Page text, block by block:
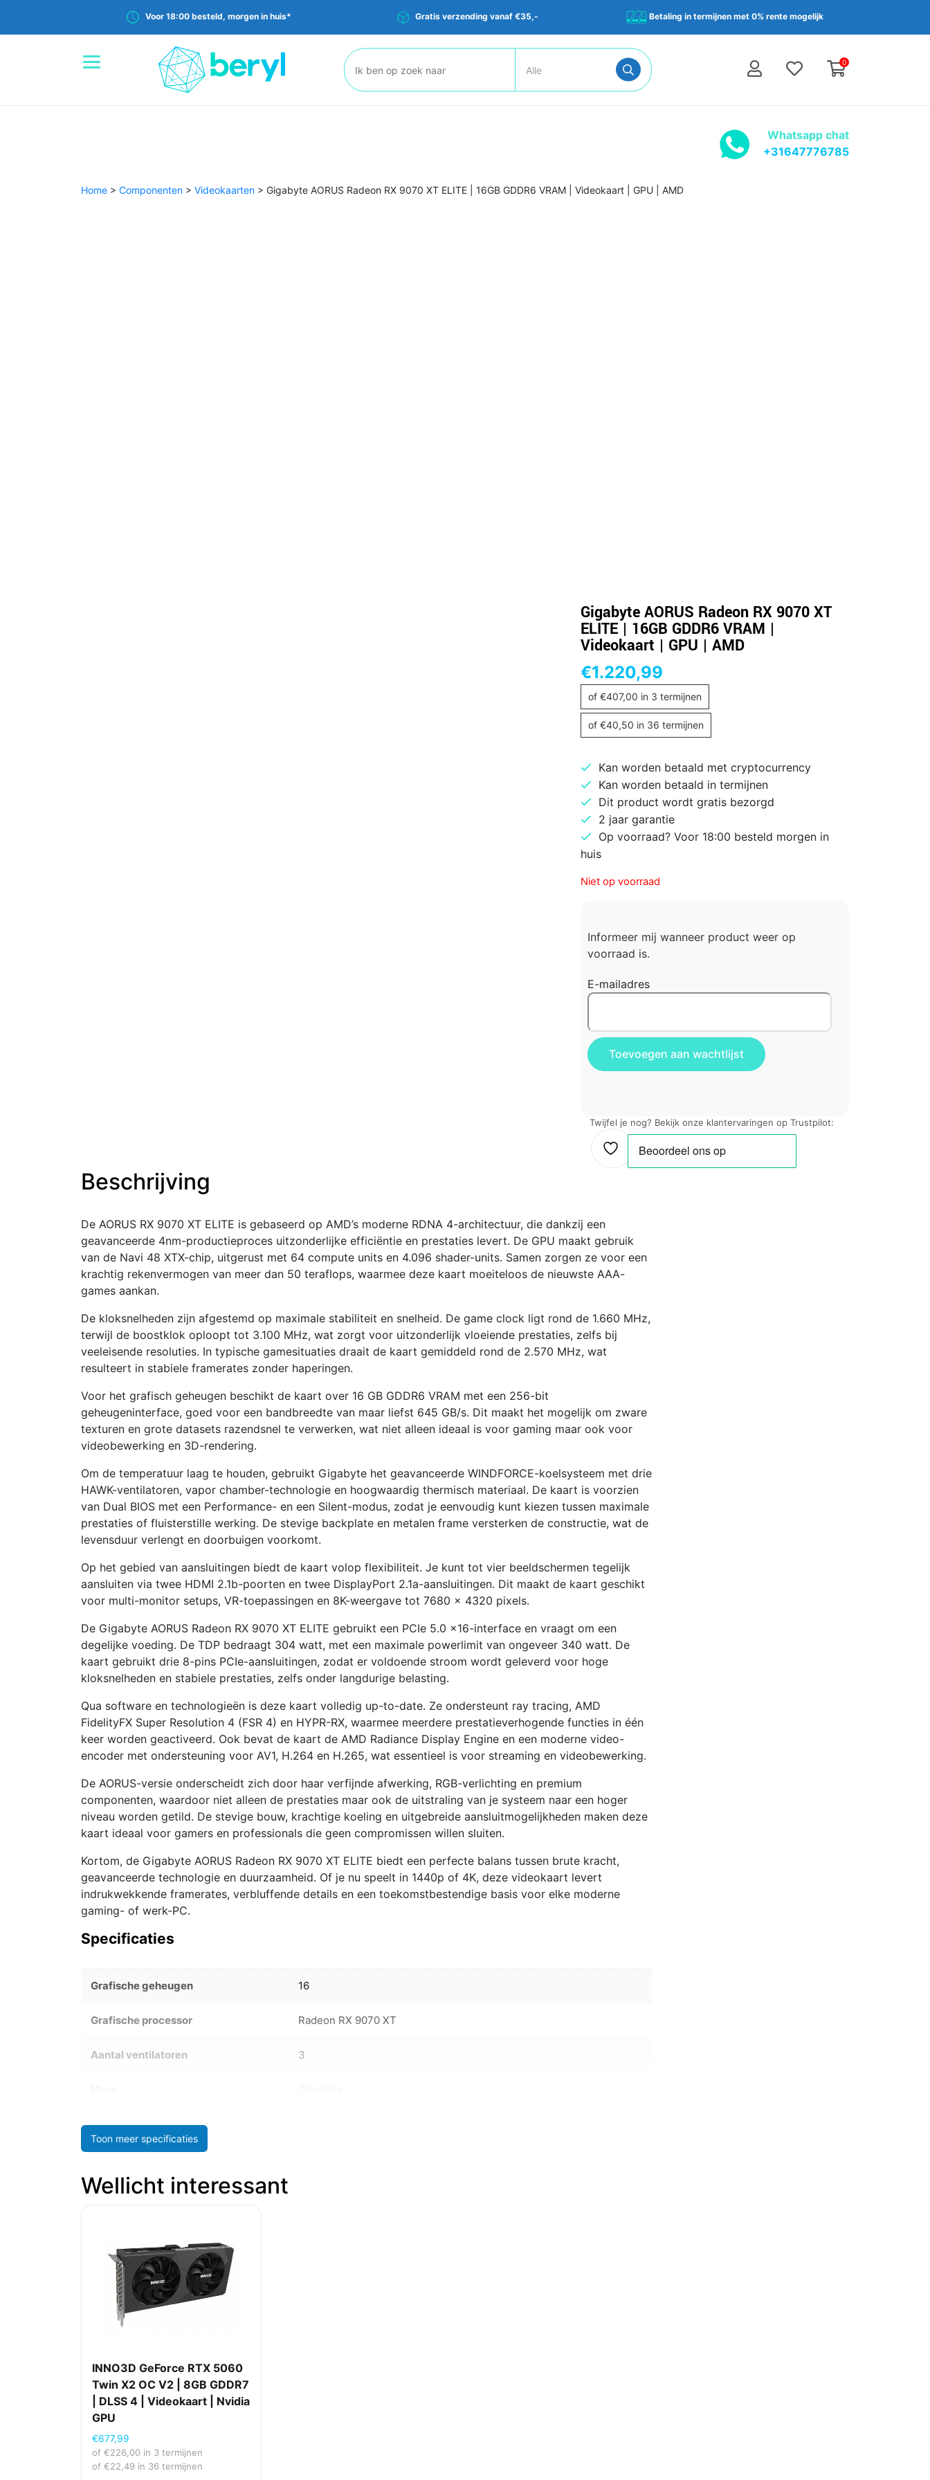
Voor 18:00 besteld, morgen in huis* Gratis verzending vanaf €35,- Betaling in termijnen met 0% rente mogelijk
0
Zoeken:
Whatsapp chat
+31647776785
Home > Componenten > Videokaarten > Gigabyte AORUS Radeon RX 9070 XT ELITE | 16GB GDDR6 VRAM | Videokaart | GPU | AMD
Gigabyte AORUS Radeon RX 9070 XT
ELITE | 16GB GDDR6 VRAM |
Videokaart | GPU | AMD
€1.220,99
of €407,00 in 3 termijnen
of €40,50 in 36 termijnen
Kan worden betaald met cryptocurrency
Kan worden betaald in termijnen
Dit product wordt gratis bezorgd
2 jaar garantie
Op voorraad? Voor 18:00 besteld morgen in
huis
Niet op voorraad
Informeer mij wanneer product weer op
voorraad is.
E-mailadres
Twijfel je nog? Bekijk onze klantervaringen op Trustpilot:
Beschrijving
De AORUS RX 9070 XT ELITE is gebaseerd op AMD’s moderne RDNA 4-architectuur, die dankzij een
geavanceerde 4nm-productieproces uitzonderlijke efficiëntie en prestaties levert. De GPU maakt gebruik
van de Navi 48 XTX-chip, uitgerust met 64 compute units en 4.096 shader-units. Samen zorgen ze voor een
krachtig rekenvermogen van meer dan 50 teraflops, waarmee deze kaart moeiteloos de nieuwste AAA-
games aankan.
De kloksnelheden zijn afgestemd op maximale stabiliteit en snelheid. De game clock ligt rond de 1.660 MHz,
terwijl de boostklok oploopt tot 3.100 MHz, wat zorgt voor uitzonderlijk vloeiende prestaties, zelfs bij
veeleisende resoluties. In typische gamesituaties draait de kaart gemiddeld rond de 2.570 MHz, wat
resulteert in stabiele framerates zonder haperingen.
Voor het grafisch geheugen beschikt de kaart over 16 GB GDDR6 VRAM met een 256-bit
geheugeninterface, goed voor een bandbreedte van maar liefst 645 GB/s. Dit maakt het mogelijk om zware
texturen en grote datasets razendsnel te verwerken, wat niet alleen ideaal is voor gaming maar ook voor
videobewerking en 3D-rendering.
Om de temperatuur laag te houden, gebruikt Gigabyte het geavanceerde WINDFORCE-koelsysteem met drie
HAWK-ventilatoren, vapor chamber-technologie en hoogwaardig thermisch materiaal. De kaart is voorzien
van Dual BIOS met een Performance- en een Silent-modus, zodat je eenvoudig kunt kiezen tussen maximale
prestaties of fluisterstille werking. De stevige backplate en metalen frame versterken de constructie, wat de
levensduur verlengt en doorbuigen voorkomt.
Op het gebied van aansluitingen biedt de kaart volop flexibiliteit. Je kunt tot vier beeldschermen tegelijk
aansluiten via twee HDMI 2.1b-poorten en twee DisplayPort 2.1a-aansluitingen. Dit maakt de kaart geschikt
voor multi-monitor setups, VR-toepassingen en 8K-weergave tot 7680 × 4320 pixels.
De Gigabyte AORUS Radeon RX 9070 XT ELITE gebruikt een PCIe 5.0 x16-interface en vraagt om een
degelijke voeding. De TDP bedraagt 304 watt, met een maximale powerlimit van ongeveer 340 watt. De
kaart gebruikt drie 8-pins PCIe-aansluitingen, zodat er voldoende stroom wordt geleverd voor hoge
kloksnelheden en stabiele prestaties, zelfs onder langdurige belasting.
Qua software en technologieën is deze kaart volledig up-to-date. Ze ondersteunt ray tracing, AMD
FidelityFX Super Resolution 4 (FSR 4) en HYPR-RX, waarmee meerdere prestatieverhogende functies in één
keer worden geactiveerd. Ook bevat de kaart de AMD Radiance Display Engine en een moderne video-
encoder met ondersteuning voor AV1, H.264 en H.265, wat essentieel is voor streaming en videobewerking.
De AORUS-versie onderscheidt zich door haar verfijnde afwerking, RGB-verlichting en premium
componenten, waardoor niet alleen de prestaties maar ook de uitstraling van je systeem naar een hoger
niveau worden getild. De stevige bouw, krachtige koeling en uitgebreide aansluitmogelijkheden maken deze
kaart ideaal voor gamers en professionals die geen compromissen willen sluiten.
Kortom, de Gigabyte AORUS Radeon RX 9070 XT ELITE biedt een perfecte balans tussen brute kracht,
geavanceerde technologie en duurzaamheid. Of je nu speelt in 1440p of 4K, deze videokaart levert
indrukwekkende framerates, verbluffende details en een toekomstbestendige basis voor elke moderne
gaming- of werk-PC.
Specificaties
Grafische geheugen 16
Grafische processor Radeon RX 9070 XT
Aantal ventilatoren 3
Toon meer specificaties
Wellicht interessant
INNO3D GeForce RTX 5060
Twin X2 OC V2 | 8GB GDDR7
| DLSS 4 | Videokaart | Nvidia
GPU
€677,99
of €226,00 in 3 termijnen
of €22,49 in 36 termijnen